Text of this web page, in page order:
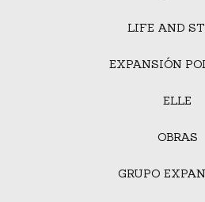
LIFE AND
EXPANSIÓN
ELLE
OBRAS
GRUPO